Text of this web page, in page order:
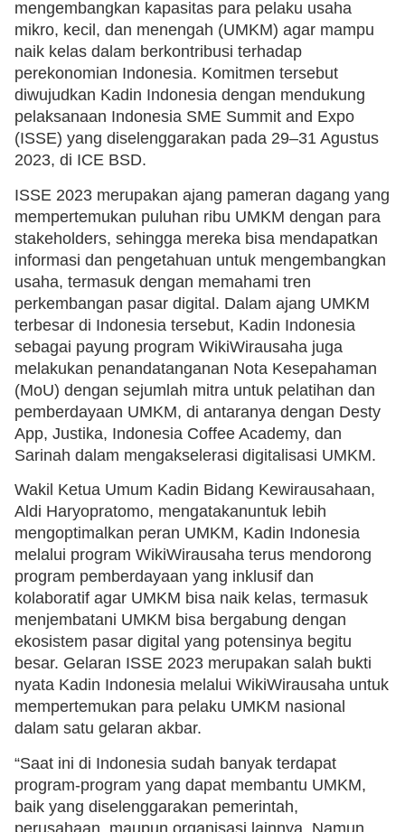
mengembangkan kapasitas para pelaku usaha
mikro, kecil, dan menengah (UMKM) agar mampu
naik kelas dalam berkontribusi terhadap
perekonomian Indonesia. Komitmen tersebut
diwujudkan Kadin Indonesia dengan mendukung
pelaksanaan Indonesia SME Summit and Expo
(ISSE) yang diselenggarakan pada 29–31 Agustus
2023, di ICE BSD.
ISSE 2023 merupakan ajang pameran dagang yang
mempertemukan puluhan ribu UMKM dengan para
stakeholders, sehingga mereka bisa mendapatkan
informasi dan pengetahuan untuk mengembangkan
usaha, termasuk dengan memahami tren
perkembangan pasar digital. Dalam ajang UMKM
terbesar di Indonesia tersebut, Kadin Indonesia
sebagai payung program WikiWirausaha juga
melakukan penandatanganan Nota Kesepahaman
(MoU) dengan sejumlah mitra untuk pelatihan dan
pemberdayaan UMKM, di antaranya dengan Desty
App, Justika, Indonesia Coffee Academy, dan
Sarinah dalam mengakselerasi digitalisasi UMKM.
Wakil Ketua Umum Kadin Bidang Kewirausahaan,
Aldi Haryopratomo, mengatakanuntuk lebih
mengoptimalkan peran UMKM, Kadin Indonesia
melalui program WikiWirausaha terus mendorong
program pemberdayaan yang inklusif dan
kolaboratif agar UMKM bisa naik kelas, termasuk
menjembatani UMKM bisa bergabung dengan
ekosistem pasar digital yang potensinya begitu
besar. Gelaran ISSE 2023 merupakan salah bukti
nyata Kadin Indonesia melalui WikiWirausaha untuk
mempertemukan para pelaku UMKM nasional
dalam satu gelaran akbar.
“Saat ini di Indonesia sudah banyak terdapat
program-program yang dapat membantu UMKM,
baik yang diselenggarakan pemerintah,
perusahaan, maupun organisasi lainnya. Namun,